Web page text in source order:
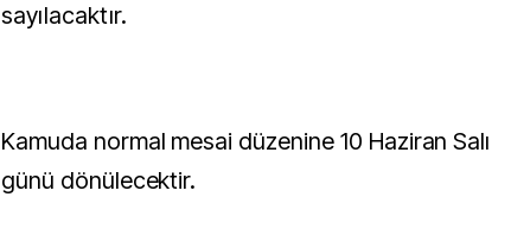
sayılacaktır.
Kamuda normal mesai düzenine 10 Haziran Salı
günü dönülecektir.